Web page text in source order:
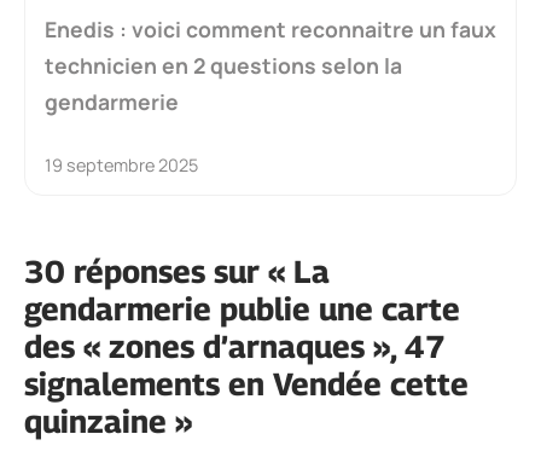
Enedis : voici comment reconnaitre un faux
technicien en 2 questions selon la
gendarmerie
19 septembre 2025
30 réponses sur « La
gendarmerie publie une carte
des « zones d’arnaques », 47
signalements en Vendée cette
quinzaine »